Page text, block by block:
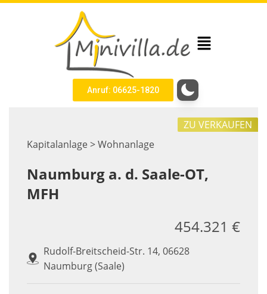
Anruf: 06625-1820
Kapitalanlage > Wohnanlage
ZU VERKAUFEN
Naumburg a. d. Saale-OT,
MFH
Rudolf-Breitscheid-Str. 14, 06628
Naumburg (Saale)
454.321 €